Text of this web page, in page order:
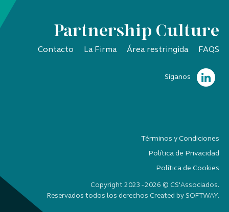
Partnership Culture
Contacto La Firma Área restringida FAQS
Síganos
Términos y Condiciones
Política de Privacidad
Política de Cookies
Copyright 2023 - 2026 © CS'Associados.
Reservados todos los derechos Created by SOFTWAY.